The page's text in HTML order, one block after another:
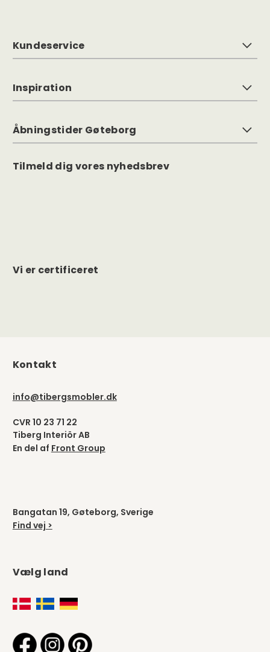
Kundeservice
Inspiration
Åbningstider Gøteborg
Tilmeld dig vores nyhedsbrev
Vi er certificeret
Kontakt
info@tibergsmobler.dk
CVR 10 23 71 22
Tiberg Interiör AB
En del af Front Group
Bangatan 19, Gøteborg, Sverige
Find vej >
Vælg land